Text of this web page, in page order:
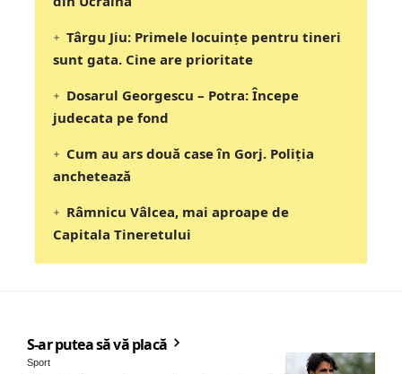
Târgu Jiu: Primele locuințe pentru tineri
sunt gata. Cine are prioritate
Dosarul Georgescu – Potra: Începe
judecata pe fond
Cum au ars două case în Gorj. Poliția
anchetează
Râmnicu Vâlcea, mai aproape de
Capitala Tineretului
S-ar putea să vă placă
Sport